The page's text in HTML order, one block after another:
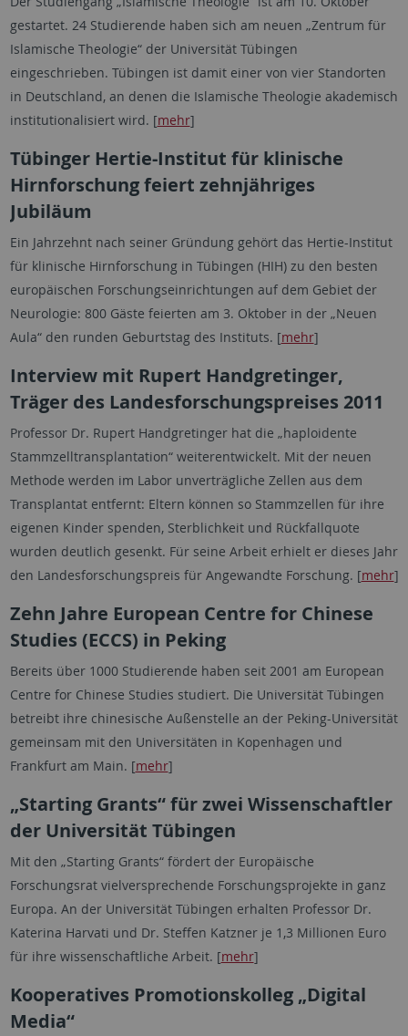
gestartet. 24 Studierende haben sich am neuen „Zentrum für
Islamische Theologie“ der Universität Tübingen
eingeschrieben. Tübingen ist damit einer von vier Standorten
in Deutschland, an denen die Islamische Theologie akademisch
institutionalisiert wird. [mehr]
Tübinger Hertie-Institut für klinische
Hirnforschung feiert zehnjähriges
Jubiläum
Ein Jahrzehnt nach seiner Gründung gehört das Hertie-Institut
für klinische Hirnforschung in Tübingen (HIH) zu den besten
europäischen Forschungseinrichtungen auf dem Gebiet der
Neurologie: 800 Gäste feierten am 3. Oktober in der „Neuen
Aula“ den runden Geburtstag des Instituts. [mehr]
Interview mit Rupert Handgretinger,
Träger des Landesforschungspreises 2011
Professor Dr. Rupert Handgretinger hat die „haploidente
Stammzelltransplantation“ weiterentwickelt. Mit der neuen
Methode werden im Labor unverträgliche Zellen aus dem
Transplantat entfernt: Eltern können so Stammzellen für ihre
eigenen Kinder spenden, Sterblichkeit und Rückfallquote
wurden deutlich gesenkt. Für seine Arbeit erhielt er dieses Jahr
den Landesforschungspreis für Angewandte Forschung. [mehr]
Zehn Jahre European Centre for Chinese
Studies (ECCS) in Peking
Bereits über 1000 Studierende haben seit 2001 am European
Centre for Chinese Studies studiert. Die Universität Tübingen
betreibt ihre chinesische Außenstelle an der Peking-Universität
gemeinsam mit den Universitäten in Kopenhagen und
Frankfurt am Main. [mehr]
„Starting Grants“ für zwei Wissenschaftler
der Universität Tübingen
Mit den „Starting Grants“ fördert der Europäische
Forschungsrat vielversprechende Forschungsprojekte in ganz
Europa. An der Universität Tübingen erhalten Professor Dr.
Katerina Harvati und Dr. Steffen Katzner je 1,3 Millionen Euro
für ihre wissenschaftliche Arbeit. [mehr]
Kooperatives Promotionskolleg „Digital
Media“